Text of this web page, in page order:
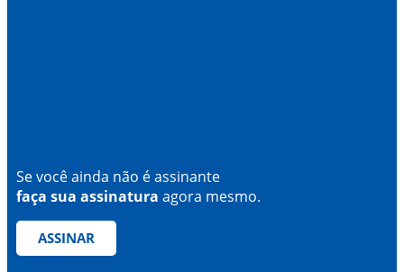
Se você ainda não é assinante
faça sua assinatura agora mesmo.
ASSINAR